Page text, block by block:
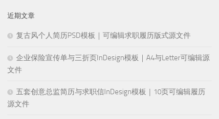
近期文章
复古风个人简历PSD模板｜可编辑求职履历版式源文件
企业保险宣传单与三折页InDesign模板｜A4与Letter可编辑源
文件
五套创意总监简历与求职信InDesign模板｜10页可编辑履历
源文件